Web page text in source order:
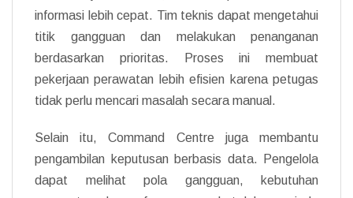
informasi lebih cepat. Tim teknis dapat mengetahui
titik gangguan dan melakukan penanganan
berdasarkan prioritas. Proses ini membuat
pekerjaan perawatan lebih efisien karena petugas
tidak perlu mencari masalah secara manual.
Selain itu, Command Centre juga membantu
pengambilan keputusan berbasis data. Pengelola
dapat melihat pola gangguan, kebutuhan